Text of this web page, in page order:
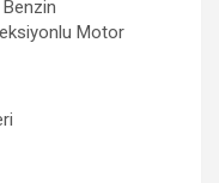
Motor